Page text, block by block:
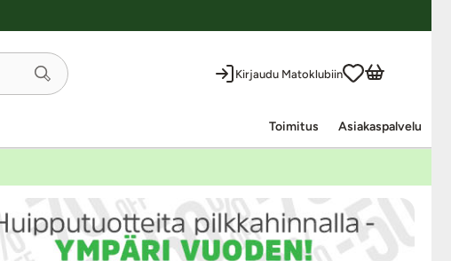
Kirjaudu Matoklubiin
Toimitus Asiakaspalvelu